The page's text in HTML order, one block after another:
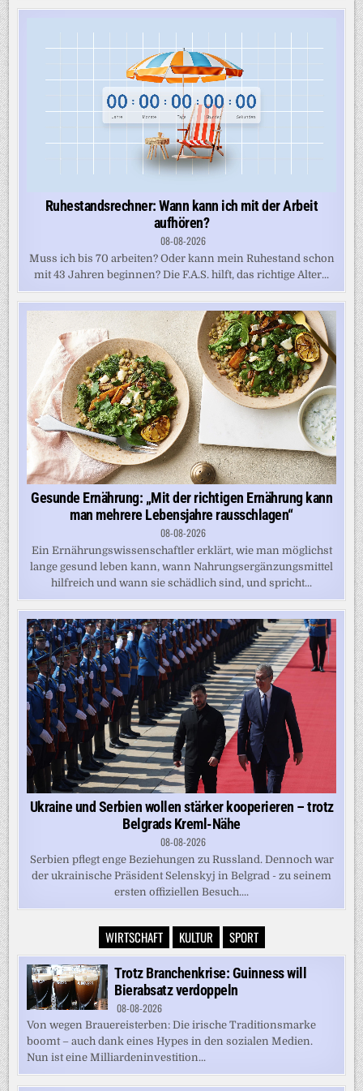
Ruhestandsrechner: Wann kann ich mit der Arbeit
aufhören?
08-08-2026
Muss ich bis 70 arbeiten? Oder kann mein Ruhestand schon
mit 43 Jahren beginnen? Die F.A.S. hilft, das richtige Alter...
Gesunde Ernährung: „Mit der richtigen Ernährung kann
man mehrere Lebensjahre rausschlagen“
08-08-2026
Ein Ernährungswissenschaftler erklärt, wie man möglichst
lange gesund leben kann, wann Nahrungsergänzungsmittel
hilfreich und wann sie schädlich sind, und spricht...
Ukraine und Serbien wollen stärker kooperieren – trotz
Belgrads Kreml-Nähe
08-08-2026
Serbien pflegt enge Beziehungen zu Russland. Dennoch war
der ukrainische Präsident Selenskyj in Belgrad - zu seinem
ersten offiziellen Besuch....
WIRTSCHAFT KULTUR SPORT
Trotz Branchenkrise: Guinness will
Bierabsatz verdoppeln
08-08-2026
Von wegen Brauereisterben: Die irische Traditionsmarke
boomt – auch dank eines Hypes in den sozialen Medien.
Nun ist eine Milliardeninvestition...